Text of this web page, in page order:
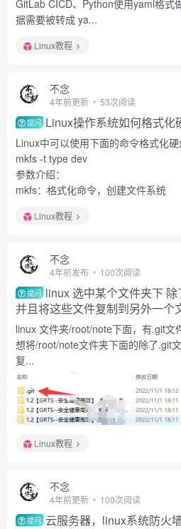
GitLab CICD、Python使用yaml格式
据需要被转成 ya...
Linux教程
不念
4年前更新 53次阅读
提问 Linux操作系统如何格式化
Linux中可以使用下面的命令格式化硬
mkfs -t type dev
参数介绍：
mkfs：格式化命令，创建文件系统
Linux教程
不念
4年前发布 100次阅读
提问 linux 选中某个文件夹下 除
并且将这些文件复制到另外一个
linux 文件夹/root/note下面，有.git文
想将/root/note文件夹下面的除了.git
复...
Linux教程
不念
4年前更新 100次阅读
提问 云服务器，linux系统防火